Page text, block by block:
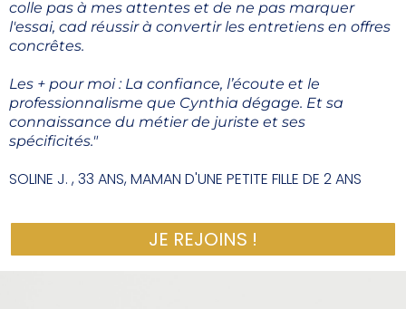
colle pas à mes attentes et de ne pas marquer
l'essai, cad réussir à convertir les entretiens en offres
concrêtes.
Les + pour moi : La confiance, l’écoute et le
professionnalisme que Cynthia dégage. Et sa
connaissance du métier de juriste et ses
spécificités."
SOLINE J. , 33 ANS, MAMAN D'UNE PETITE FILLE DE 2 ANS
JE REJOINS !